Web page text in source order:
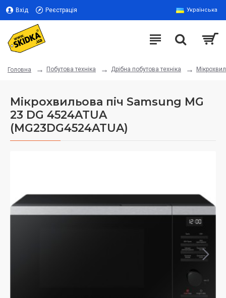
Вхід Реєстрація Українська
Головна Побутова техніка Дрібна побутова техніка
Мікрохвильова піч Samsung MG
23 DG 4524ATUA
(MG23DG4524ATUA)